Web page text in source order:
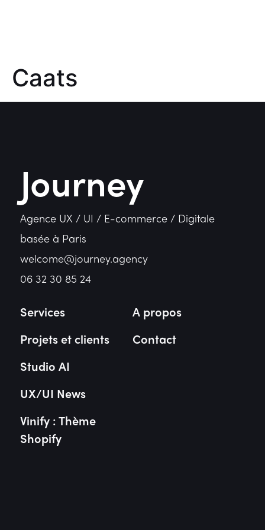
Caats
Journey
Agence UX / UI / E-commerce / Digitale
basée à Paris
welcome@journey.agency
06 32 30 85 24
Services
Projets et clients
Studio AI
UX/UI News
Vinify : Thème
Shopify
A propos
Contact